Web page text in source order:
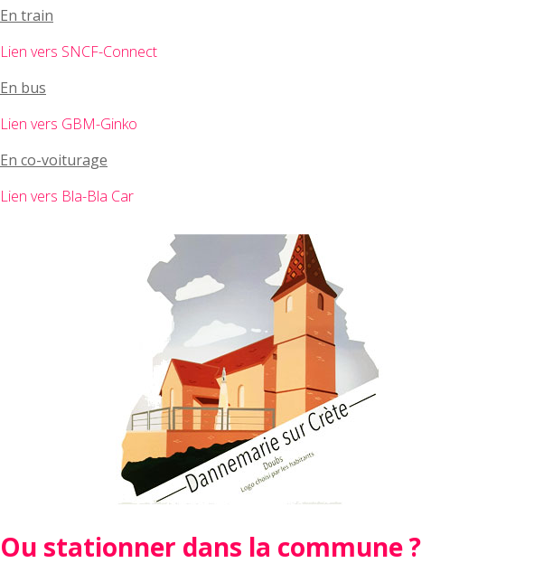
En train
Lien vers SNCF-Connect
En bus
Lien vers GBM-Ginko
En co-voiturage
Lien vers Bla-Bla Car
Ou stationner dans la commune ?